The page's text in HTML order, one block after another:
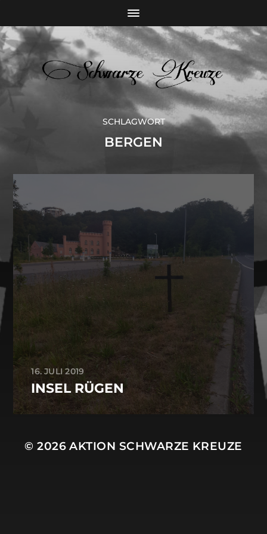
SCHLAGWORT
BERGEN
16. JULI 2019
INSEL RÜGEN
© 2026AKTION SCHWARZE KREUZE